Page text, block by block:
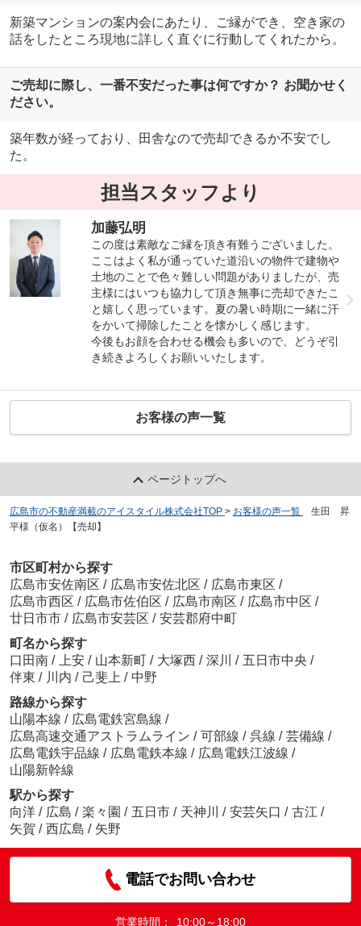
新築マンションの案内会にあたり、ご縁ができ、空き家の
話をしたところ現地に詳しく直ぐに行動してくれたから。
ご売却に際し、一番不安だった事は何ですか？ お聞かせく
ださい。
築年数が経っており、田舎なので売却できるか不安でし
た。
担当スタッフより
加藤弘明
この度は素敵なご縁を頂き有難うございました。
ここはよく私が通っていた道沿いの物件で建物や
土地のことで色々難しい問題がありましたが、売
主様にはいつも協力して頂き無事に売却できたこ
と嬉しく思っています。夏の暑い時期に一緒に汗
をかいて掃除したことを懐かしく感じます。
今後もお顔を合わせる機会も多いので、どうぞ引
き続きよろしくお願いいたします。
お客様の声一覧
ページトップへ
広島市の不動産満載のアイスタイル株式会社TOP > お客様の声一覧
生田 昇
平様（仮名）【売却】
市区町村から探す
広島市安佐南区 / 広島市安佐北区 / 広島市東区 /
広島市西区 / 広島市佐伯区 / 広島市南区 / 広島市中区 /
廿日市市 / 広島市安芸区 / 安芸郡府中町
町名から探す
口田南 / 上安 / 山本新町 / 大塚西 / 深川 / 五日市中央 /
伴東 / 川内 / 己斐上 / 中野
路線から探す
山陽本線 / 広島電鉄宮島線 /
広島高速交通アストラムライン / 可部線 / 呉線 / 芸備線 /
広島電鉄宇品線 / 広島電鉄本線 / 広島電鉄江波線 /
山陽新幹線
駅から探す
向洋 / 広島 / 楽々園 / 五日市 / 天神川 / 安芸矢口 / 古江 /
矢賀 / 西広島 / 矢野
電話でお問い合わせ
営業時間： 10:00～18:00